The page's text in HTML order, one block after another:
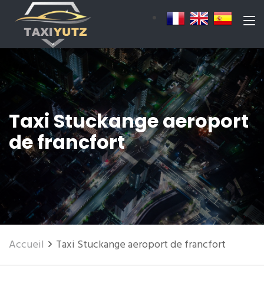
Taxi Stuckange aeroport
de francfort
Accueil Taxi Stuckange aeroport de francfort